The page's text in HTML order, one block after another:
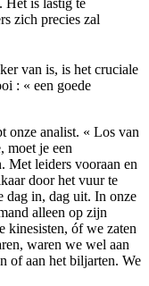
Het is lastig te
zich precies zal
van is, is het cruciale
: « een goede
onze analist. « Los van
moet je een
Met leiders vooraan en
door het vuur te
dag in, dag uit. In onze
alleen op zijn
kinesisten, óf we zaten
waren we wel aan
of aan het biljarten. We